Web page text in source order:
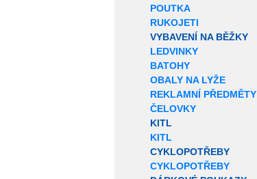
POUTKA
RUKOJETI
VYBAVENÍ NA BĚŽKY
LEDVINKY
BATOHY
OBALY NA LYŽE
REKLAMNÍ PŘEDMĚTY
ČELOVKY
KITL
KITL
CYKLOPOTŘEBY
CYKLOPOTŘEBY